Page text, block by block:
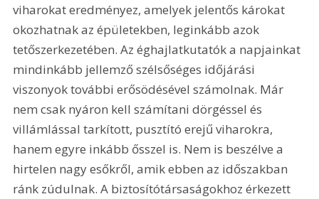
viharokat eredményez, amelyek jelentős károkat
okozhatnak az épületekben, leginkább azok
tetőszerkezetében. Az éghajlatkutatók a napjainkat
mindinkább jellemző szélsőséges időjárási
viszonyok további erősödésével számolnak. Már
nem csak nyáron kell számítani dörgéssel és
villámlással tarkított, pusztító erejű viharokra,
hanem egyre inkább ősszel is. Nem is beszélve a
hirtelen nagy esőkről, amik ebben az időszakban
ránk zúdulnak. A biztosítótársaságokhoz érkezett